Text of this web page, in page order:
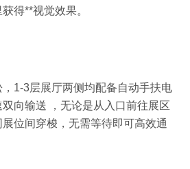
品有限公司（田小花）
龙康食品有限责任公司
市玉琳食品有限公司
得**视觉效果。
1-3层展厅两侧均配备自动手扶电
向输送 ，无论是从入口前往展区
位间穿梭，无需等待即可高效通